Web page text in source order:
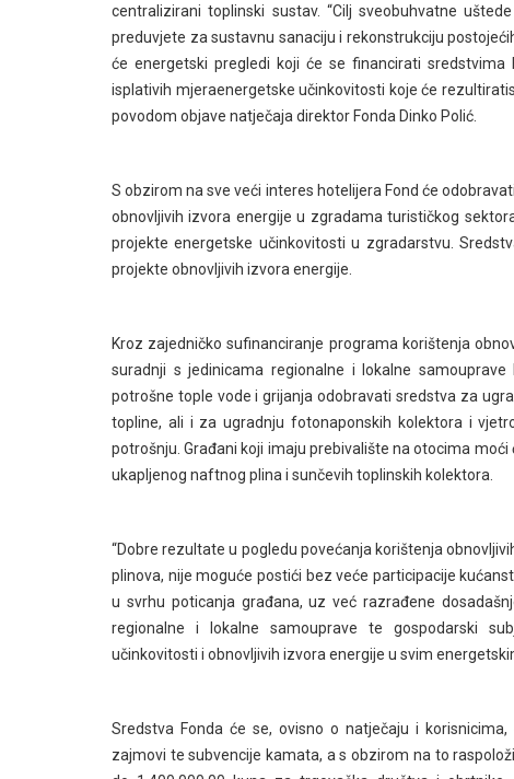
centralizirani toplinski sustav. “Cilj sveobuhvatne
preduvjete za sustavnu sanaciju i rekonstrukciju
će energetski pregledi koji će se financirati
isplativih mjeraenergetske učinkovitosti koje će
povodom objave natječaja direktor Fonda Dinko Polić.
S obzirom na sve veći interes hotelijera Fond će
obnovljivih izvora energije u zgradama turističkog
projekte energetske učinkovitosti u zgradarstvu.
projekte obnovljivih izvora energije.
Kroz zajedničko sufinanciranje programa korištenja
suradnji s jedinicama regionalne i lokalne
potrošne tople vode i grijanja odobravati sredstva za
topline, ali i za ugradnju fotonaponskih kolektora i
potrošnju. Građani koji imaju prebivalište na otocima
ukapljenog naftnog plina i sunčevih toplinskih kolektora.
“Dobre rezultate u pogledu povećanja korištenja
plinova, nije moguće postići bez veće participacije
u svrhu poticanja građana, uz već razrađene
regionalne i lokalne samouprave te gospodarski
učinkovitosti i obnovljivih izvora energije u svim
Sredstva Fonda će se, ovisno o natječaju i
zajmovi te subvencije kamata, a s obzirom na to